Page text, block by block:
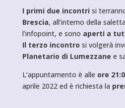
I primi due incontri si
Brescia, all’interno della
l’infopoint, e sono aperti a
Il terzo incontro si volgerà
Planetario di Lumezzane e
L’appuntamento è alle ore
aprile 2022 ed è richiesta la